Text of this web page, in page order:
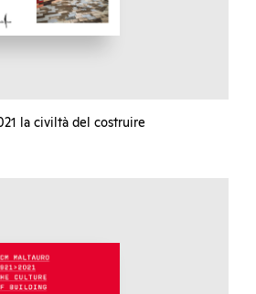
la civiltà del costruire